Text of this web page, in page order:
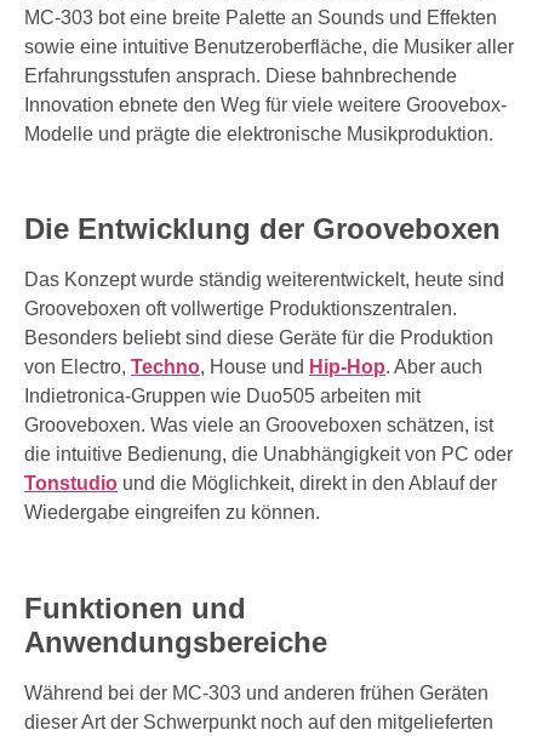
MC-303 bot eine breite Palette an Sounds und Effekten
sowie eine intuitive Benutzeroberfläche, die Musiker aller
Erfahrungsstufen ansprach. Diese bahnbrechende
Innovation ebnete den Weg für viele weitere Groovebox-
Modelle und prägte die elektronische Musikproduktion.
Die Entwicklung der Grooveboxen
Das Konzept wurde ständig weiterentwickelt, heute sind
Grooveboxen oft vollwertige Produktionszentralen.
Besonders beliebt sind diese Geräte für die Produktion
von Electro, Techno, House und Hip-Hop. Aber auch
Indietronica-Gruppen wie Duo505 arbeiten mit
Grooveboxen. Was viele an Grooveboxen schätzen, ist
die intuitive Bedienung, die Unabhängigkeit von PC oder
Tonstudio und die Möglichkeit, direkt in den Ablauf der
Wiedergabe eingreifen zu können.
Funktionen und
Anwendungsbereiche
Während bei der MC-303 und anderen frühen Geräten
dieser Art der Schwerpunkt noch auf den mitgelieferten